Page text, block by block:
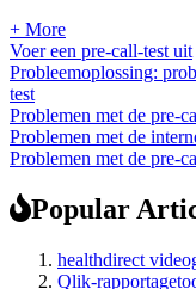
+ More
Voer een pre-call-test uit
Probleemoplossing:
test
Problemen met de pre-
Problemen met de
Problemen met de pre-
Popular
healthdirect
Qlik-